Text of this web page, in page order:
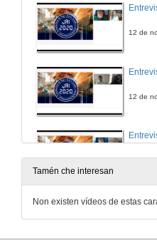
12 de
12 de
12 de
Tamén che interesan
Non existen vídeos de estas